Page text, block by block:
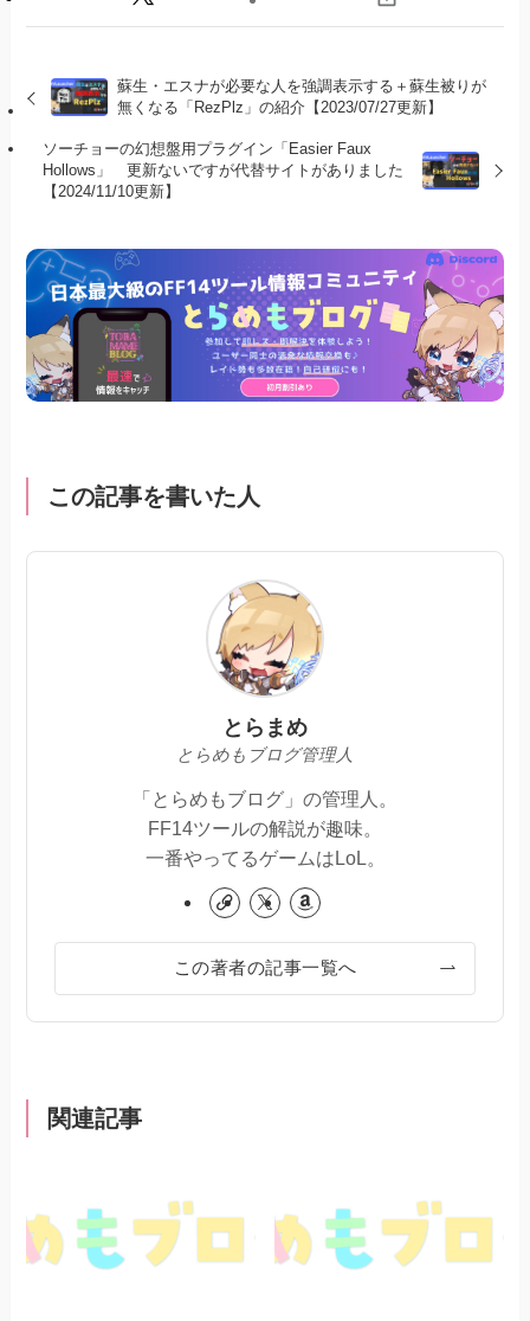
蘇生・エスナが必要な人を強調表示する＋蘇生被りが
無くなる「RezPlz」の紹介【2023/07/27更新】
ソーチョーの幻想盤用プラグイン「Easier Faux
Hollows」 更新ないですが代替サイトがありました
【2024/11/10更新】
この記事を書いた人
とらまめ
とらめもブログ管理人
「とらめもブログ」の管理人。
FF14ツールの解説が趣味。
一番やってるゲームはLoL。
この著者の記事一覧へ
関連記事